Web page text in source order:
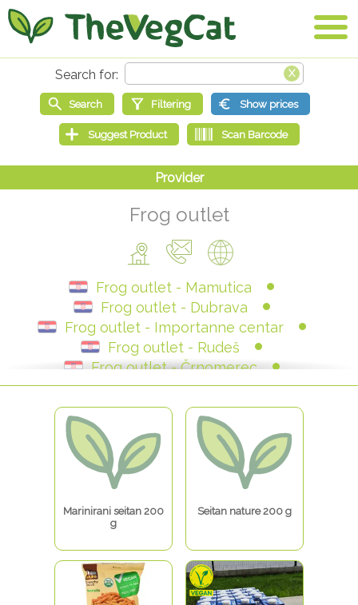
Frog outlet
Frog outlet - Mamutica
Frog outlet - Dubrava
Frog outlet - Importanne centar
Frog outlet - Rudeš
Frog outlet - Črnomerec
Frog outlet - Tržnica Dolac
Frog outlet - Trešnjevka
Frog outlet - Kvatrić
Marinirani seitan 200
g
Seitan nature 200 g